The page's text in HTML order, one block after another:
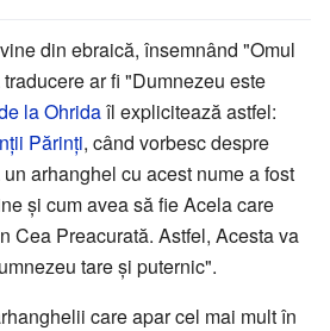
din ebraică, însemnând "Omul
ar fi "Dumnezeu este
la Ohridaîl explicitează astfel:
Părinţi, când vorbesc despre
un arhanghel cu acest nume a fost
și cum avea să fie Acela care
Cea Preacurată. Astfel, Acesta va
tare și puternic".
care apar cel mai mult în